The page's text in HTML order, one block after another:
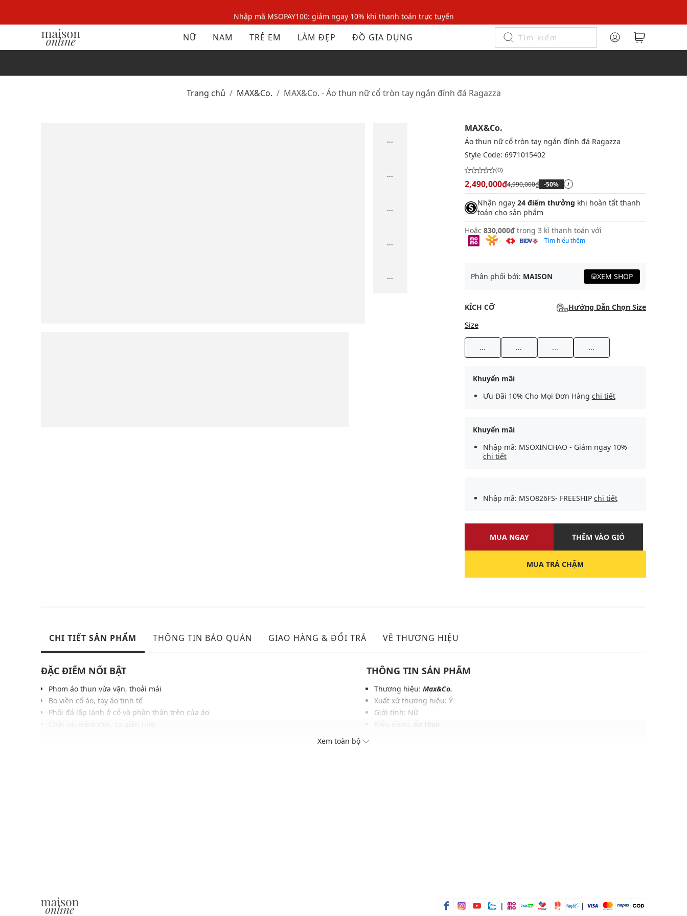
Nhập mã MSOPAY100: giảm ngay 10% khi thanh toán trực tuyến
Nhập mã: MSOXINCHAO - Giảm 10% đơn đầu cho thành viên mới!
Nhập mã MSOPAY100: giảm ngay 10% khi thanh toán trực tuyến
NỮ NAM TRẺ EM LÀM ĐẸP ĐỒ GIA DỤNG
Trang chủ MAX&Co. MAX&Co. - Áo thun nữ cổ tròn tay ngắn đính đá Ragazza
...
...
...
...
...
MAX&Co.
Áo thun nữ cổ tròn tay ngắn đính đá Ragazza
Style Code: 6971015402
(0)
2,490,000₫4,990,000₫ -50% i
Nhận ngay 24 điểm thưởng khi hoàn tất thanh
toán cho sản phẩm
Hoặc 830,000₫ trong 3 kì thanh toán với
Tìm hiểu thêm
Phân phối bởi: MAISON XEM SHOP
KÍCH CỠ Hướng Dẫn Chọn Size
Size
... ... ... ...
Khuyến mãi
Ưu Đãi 10% Cho Mọi Đơn Hàng chi tiết
Khuyến mãi
Nhập mã: MSOXINCHAO - Giảm ngay 10%
chi tiết
Nhập mã: MSO826FS- FREESHIP chi tiết
MUA NGAY THÊM VÀO GIỎ
MUA TRẢ CHẬM
CHI TIẾT SẢN PHẨM THÔNG TIN BẢO QUẢN GIAO HÀNG & ĐỔI TRẢ VỀ THƯƠNG HIỆU
ĐẶC ĐIỂM NỔI BẬT
Phom áo thun vừa vặn, thoải mái
Bo viền cổ áo, tay áo tinh tế
Phối đá lấp lánh ở cổ và phần thân trên của áo
THÔNG TIN SẢN PHẨM
Thương hiệu: Max&Co.
Xuất xứ thương hiệu: Ý
Giới tính: Nữ
Xem toàn bộ
| |